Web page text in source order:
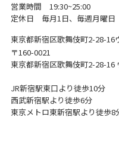
営業時間 19:30~25:00
定休日 毎月1日、毎週月曜日
東京都新宿区歌舞伎町2-28-16
〒160-0021
東京都新宿区歌舞伎町2-28-16
JR新宿駅東口より徒歩10分
西武新宿駅より徒歩6分
東京メトロ東新宿駅より徒歩8